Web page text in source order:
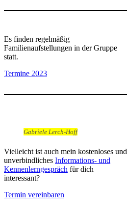
Es finden regelmäßig
Familienaufstellungen in der Gruppe
statt.
Termine 2023
Gabriele Lerch-Hoff
Vielleicht ist auch mein kostenloses und
unverbindliches Informations- und
Kennenlerngespräch für dich
interessant?
Termin vereinbaren